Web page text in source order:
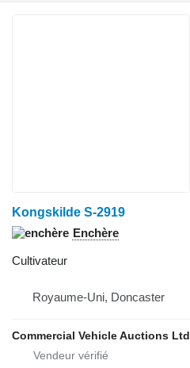
Kongskilde S-2919
Enchère
Cultivateur
Royaume-Uni, Doncaster
Commercial Vehicle Auctions Ltd